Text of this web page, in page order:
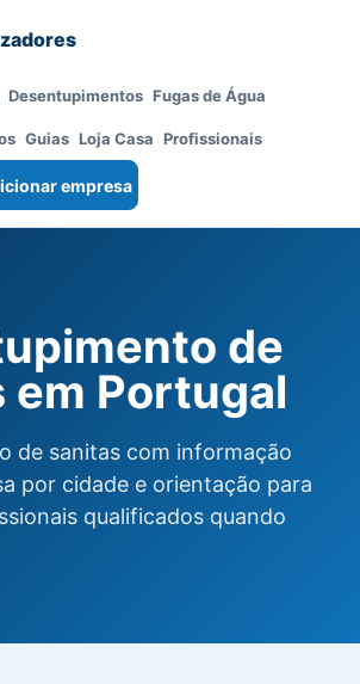
Desentupimentos Fugas de Água
Guias Loja Casa Profissionais
empresa
de
em Portugal
de sanitas com informação
por cidade e orientação para
qualificados quando